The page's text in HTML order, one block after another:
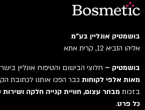
בושמטיק אונליין בע"מ
אליהו הנביא 12, קרית אתא
בושמטיק –חלוצי הבישום והטיפוח אונליין
מאות אלפי לקוחותכבר הפכו אותנו לכתובת
בזכותמבחר עצום, חוויית קנייה חלקה ושירות
כל פרט.